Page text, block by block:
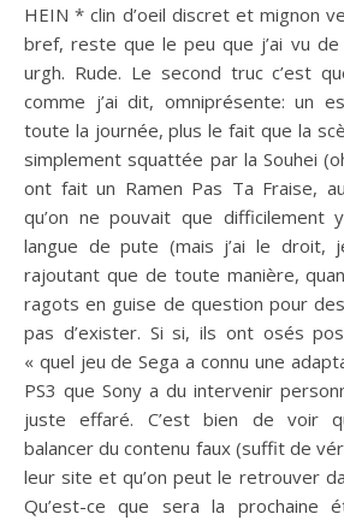
HEIN * clin d’oeil discret et mignon
bref, reste que le peu que j’ai vu de
urgh. Rude. Le second truc c’est
comme j’ai dit, omniprésente: un
toute la journée, plus le fait que la
simplement squattée par la Souhei
ont fait un Ramen Pas Ta Fraise,
qu’on ne pouvait que difficilement
langue de pute (mais j’ai le droit,
rajoutant que de toute manière,
ragots en guise de question pour
pas d’exister. Si si, ils ont osés
« quel jeu de Sega a connu une
PS3 que Sony a du intervenir
juste effaré. C’est bien de voir
balancer du contenu faux (suffit de
leur site et qu’on peut le retrouver
Qu’est-ce que sera la prochaine